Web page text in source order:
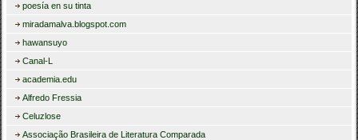
poesía en su tinta
miradamalva.blogspot.com
hawansuyo
Canal-L
academia.edu
Alfredo Fressia
Celuzlose
Associação Brasileira de Literatura Comparada